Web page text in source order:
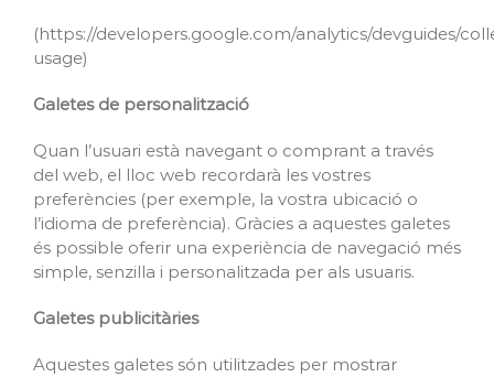
(https://developers.google.com/analytics/devguides/
usage)
Galetes de personalització
Quan l’usuari està navegant o comprant a través
del web, el lloc web recordarà les vostres
preferències (per exemple, la vostra ubicació o
l’idioma de preferència). Gràcies a aquestes galetes
és possible oferir una experiència de navegació més
simple, senzilla i personalitzada per als usuaris.
Galetes publicitàries
Aquestes galetes són utilitzades per mostrar